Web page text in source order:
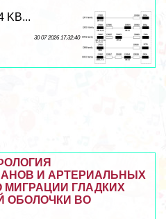
KB...
30 07 2026 17:32:40
И АРТЕРИАЛЬНЫХ
МИГРАЦИИ ГЛАДКИХ
ОБОЛОЧКИ ВО